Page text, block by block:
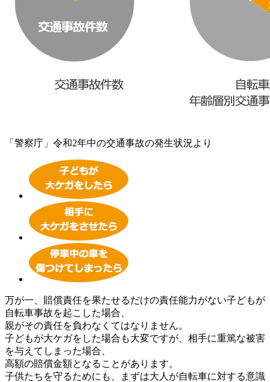
「警察庁」令和2年中の交通事故の発生状況より
万が一、賠償責任を果たせるだけの責任能力がない子どもが
自転車事故を起こした場合、
親がその責任を負わなくてはなりません。
子どもが大ケガをした場合も大変ですが、相手に重篤な被害
を与えてしまった場合、
高額の賠償金額となることがあります。
子供たちを守るためにも、まずは大人が自転車に対する意識